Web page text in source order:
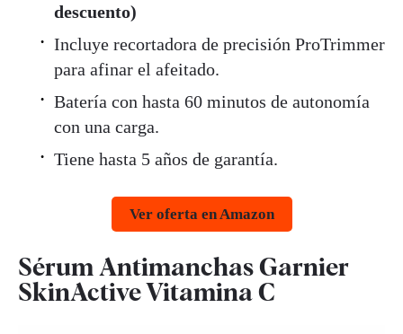
descuento)
Incluye recortadora de precisión ProTrimmer
para afinar el afeitado.
Batería con hasta 60 minutos de autonomía
con una carga.
Tiene hasta 5 años de garantía.
Ver oferta en Amazon
Sérum Antimanchas Garnier
SkinActive Vitamina C